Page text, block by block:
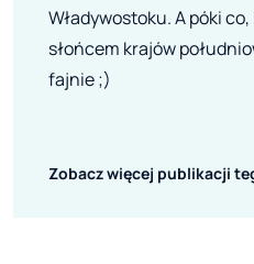
Władywostoku. A póki
słońcem krajów
fajnie ;)
Zobacz więcej publikacji